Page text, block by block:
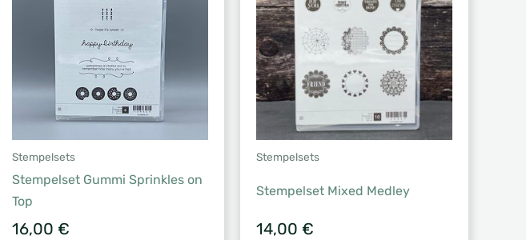
Stempelsets
Stempelset Gummi Sprinkles on
Top
16,00 €
Stempelsets
Stempelset Mixed Medley
14,00 €